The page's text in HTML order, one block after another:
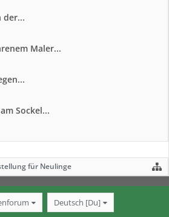
der...
Maler...
Sockel...
für Neulinge
Deutsch [Du]